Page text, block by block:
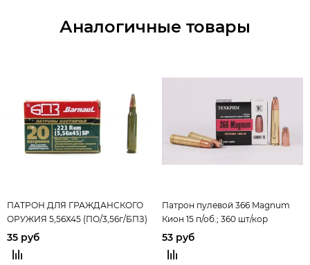
Аналогичные товары
ПАТРОН ДЛЯ ГРАЖДАНСКОГО
ОРУЖИЯ 5,56Х45 (ПО/3,56г/БПЗ)
35 руб
Патрон пулевой 366 Magnum
Кион 15 п/об.; 360 шт/кор
53 руб